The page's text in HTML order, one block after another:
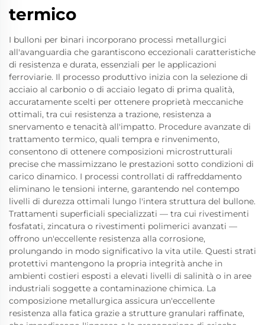
termico
I bulloni per binari incorporano processi metallurgici
all'avanguardia che garantiscono eccezionali caratteristiche
di resistenza e durata, essenziali per le applicazioni
ferroviarie. Il processo produttivo inizia con la selezione di
acciaio al carbonio o di acciaio legato di prima qualità,
accuratamente scelti per ottenere proprietà meccaniche
ottimali, tra cui resistenza a trazione, resistenza a
snervamento e tenacità all'impatto. Procedure avanzate di
trattamento termico, quali tempra e rinvenimento,
consentono di ottenere composizioni microstrutturali
precise che massimizzano le prestazioni sotto condizioni di
carico dinamico. I processi controllati di raffreddamento
eliminano le tensioni interne, garantendo nel contempo
livelli di durezza ottimali lungo l'intera struttura del bullone.
Trattamenti superficiali specializzati — tra cui rivestimenti
fosfatati, zincatura o rivestimenti polimerici avanzati —
offrono un'eccellente resistenza alla corrosione,
prolungando in modo significativo la vita utile. Questi strati
protettivi mantengono la propria integrità anche in
ambienti costieri esposti a elevati livelli di salinità o in aree
industriali soggette a contaminazione chimica. La
composizione metallurgica assicura un'eccellente
resistenza alla fatica grazie a strutture granulari raffinate,